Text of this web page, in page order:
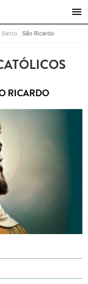
Santo .São Ricardo
RICARDO